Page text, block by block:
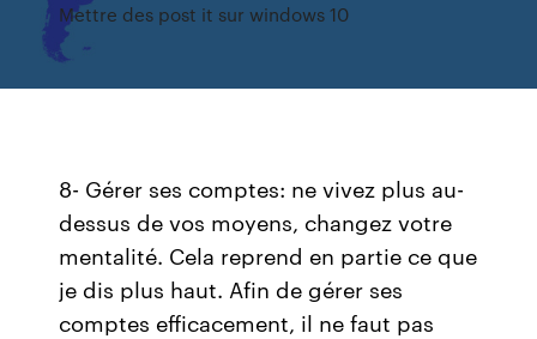
Mettre des post it sur windows 10
8- Gérer ses comptes: ne vivez plus au-
dessus de vos moyens, changez votre
mentalité. Cela reprend en partie ce que
je dis plus haut. Afin de gérer ses
comptes efficacement, il ne faut pas